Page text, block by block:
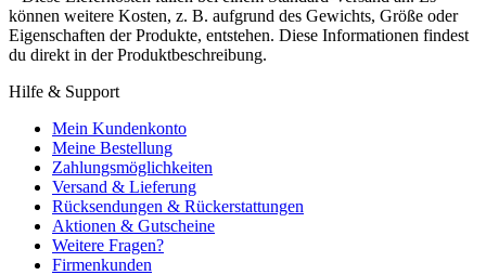
können weitere Kosten, z. B. aufgrund des Gewichts, Größe oder
Eigenschaften der Produkte, entstehen. Diese Informationen findest
du direkt in der Produktbeschreibung.
Hilfe & Support
Mein Kundenkonto
Meine Bestellung
Zahlungsmöglichkeiten
Versand & Lieferung
Rücksendungen & Rückerstattungen
Aktionen & Gutscheine
Weitere Fragen?
Firmenkunden